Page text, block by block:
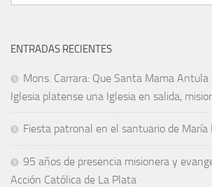
ENTRADAS RECIENTES
Mons. Carrara: Que Santa Mama
Iglesia platense una Iglesia en salida,
Fiesta patronal en el santuario de María
95 años de presencia misionera y
Acción Católica de La Plata